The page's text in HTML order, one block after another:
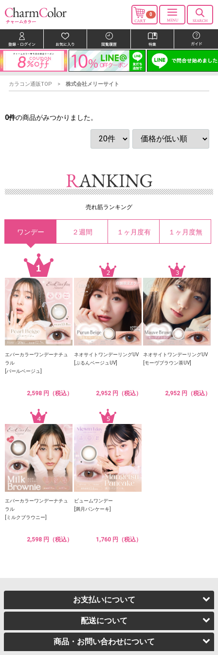
0
カラコン通販TOP 株式会社メリーサイト
0件の商品がみつかりました。
売れ筋ランキング
ワンデー ２週間 １ヶ月度有 １ヶ月度無
エバーカラーワンデーナチュ
ラル
[パールベージュ]
2,598 円（税込）
ネオサイトワンデーリングUV
[ぷるんベージュUV]
2,952 円（税込）
ネオサイトワンデーリングUV
[モーヴブラウン茶UV]
2,952 円（税込）
エバーカラーワンデーナチュ
ラル
[ミルクブラウニー]
2,598 円（税込）
ビュームワンデー
[満月パンケーキ]
1,760 円（税込）
お支払いについて
配送について
商品・お問い合わせについて